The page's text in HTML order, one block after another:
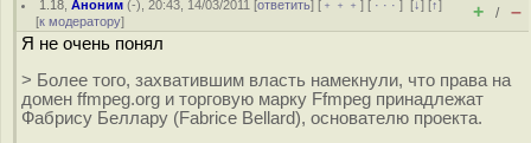
1.18 ,Аноним (-), 20:43, 14/03/2011 [ответить] [ ﹢﹢﹢] [ · · ·] [↓] [↑]
[к модератору] + / –
Я не очень понял
> Более того, захватившим власть намекнули, что права на
домен ffmpeg.org и торговую марку Ffmpeg принадлежат
Фабрису Беллару (Fabrice Bellard), основателю проекта.